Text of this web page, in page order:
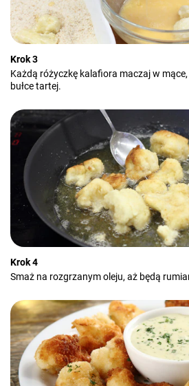
Krok 3
Każdą różyczkę kalafiora maczaj w
bułce tartej.
Krok 4
Smaż na rozgrzanym oleju, aż będą